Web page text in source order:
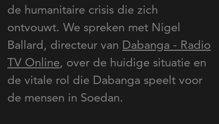
de humanitaire crisis die zich
ontvouwt. We spreken met Nigel
Ballard, directeur van Dabanga - Radio
TV Online, over de huidige situatie en
de vitale rol die Dabanga speelt voor
de mensen in Soedan.